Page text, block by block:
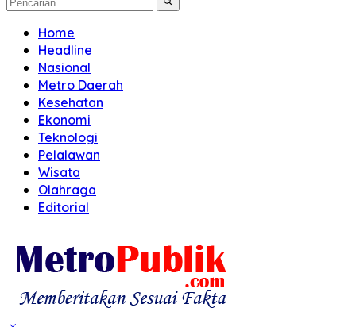
Home
Headline
Nasional
Metro Daerah
Kesehatan
Ekonomi
Teknologi
Pelalawan
Wisata
Olahraga
Editorial